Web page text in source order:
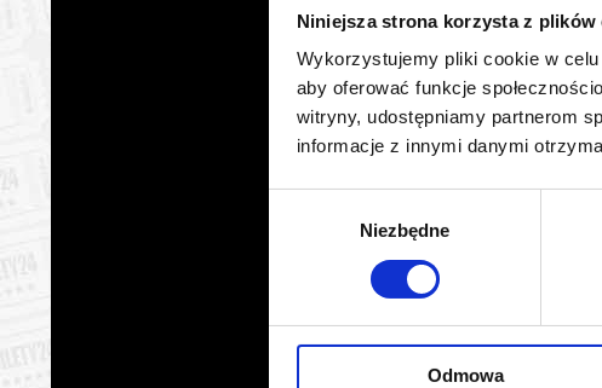
Niniejsza strona korzysta z plików
Wykorzystujemy pliki cookie w celu
aby oferować funkcje
witryny, udostępniamy partnerom
informacje z innymi danymi
Niezbędne
Odmowa